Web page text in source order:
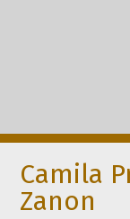
Camila
Zanon